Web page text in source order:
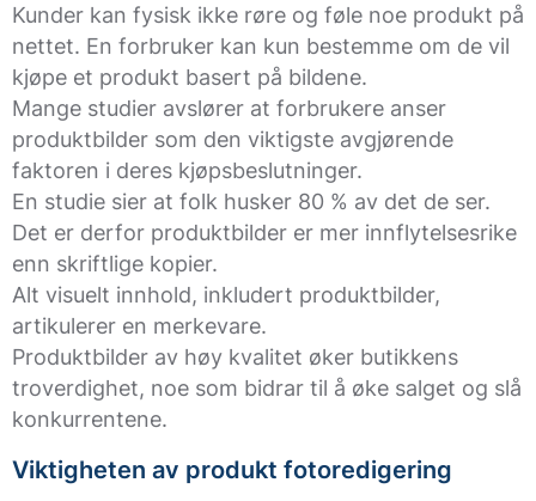
Kunder kan fysisk ikke røre og føle noe produkt på
nettet. En forbruker kan kun bestemme om de vil
kjøpe et produkt basert på bildene.
Mange studier avslører at forbrukere anser
produktbilder som den viktigste avgjørende
faktoren i deres kjøpsbeslutninger.
En studie sier at folk husker 80 % av det de ser.
Det er derfor produktbilder er mer innflytelsesrike
enn skriftlige kopier.
Alt visuelt innhold, inkludert produktbilder,
artikulerer en merkevare.
Produktbilder av høy kvalitet øker butikkens
troverdighet, noe som bidrar til å øke salget og slå
konkurrentene.
Viktigheten av produkt fotoredigering